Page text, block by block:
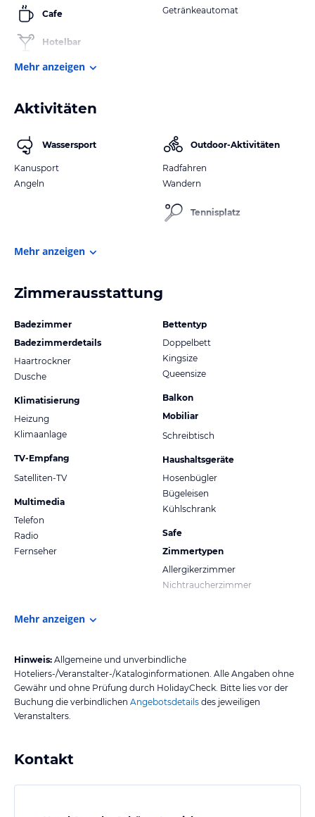
Cafe
Hotelbar
Getränkeautomat
Mehr anzeigen
Aktivitäten
Wassersport
Kanusport
Angeln
Outdoor-Aktivitäten
Radfahren
Wandern
Tennisplatz
Mehr anzeigen
Zimmerausstattung
Badezimmer
Badezimmerdetails
Haartrockner
Dusche
Klimatisierung
Heizung
Klimaanlage
TV-Empfang
Satelliten-TV
Multimedia
Telefon
Radio
Fernseher
Bettentyp
Doppelbett
Kingsize
Queensize
Balkon
Mobiliar
Schreibtisch
Haushaltsgeräte
Hosenbügler
Bügeleisen
Kühlschrank
Safe
Zimmertypen
Allergikerzimmer
Nichtraucherzimmer
Mehr anzeigen
Hinweis: Allgemeine und unverbindliche
Hoteliers-/Veranstalter-/Kataloginformationen. Alle Angaben ohne
Gewähr und ohne Prüfung durch HolidayCheck. Bitte lies vor der
Buchung die verbindlichen Angebotsdetails des jeweiligen
Veranstalters.
Kontakt